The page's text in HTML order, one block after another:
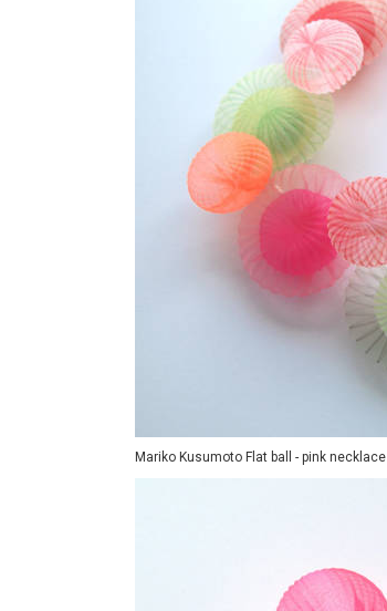
Mariko Kusumoto Flat ball - pink necklace